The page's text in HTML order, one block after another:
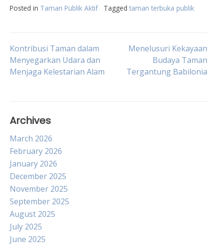
Posted in Taman Publik Aktif Tagged taman terbuka publik
Post
navigation
Kontribusi Taman dalam
Menyegarkan Udara dan
Menjaga Kelestarian Alam
Menelusuri Kekayaan
Budaya Taman
Tergantung Babilonia
Archives
March 2026
February 2026
January 2026
December 2025
November 2025
September 2025
August 2025
July 2025
June 2025